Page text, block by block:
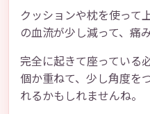
クッションや枕を使って
の血流が少し減って、痛
完全に起きて座っている
個か重ねて、少し角度を
れるかもしれませんね。